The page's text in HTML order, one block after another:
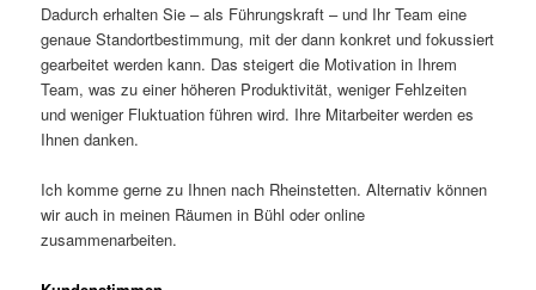
Dadurch erhalten Sie – als Führungskraft – und Ihr Team eine
genaue Standortbestimmung, mit der dann konkret und fokussiert
gearbeitet werden kann. Das steigert die Motivation in Ihrem
Team, was zu einer höheren Produktivität, weniger Fehlzeiten
und weniger Fluktuation führen wird. Ihre Mitarbeiter werden es
Ihnen danken.
Ich komme gerne zu Ihnen nach Rheinstetten. Alternativ können
wir auch in meinen Räumen in Bühl oder online
zusammenarbeiten.